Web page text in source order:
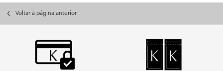
Voltar à página anterior